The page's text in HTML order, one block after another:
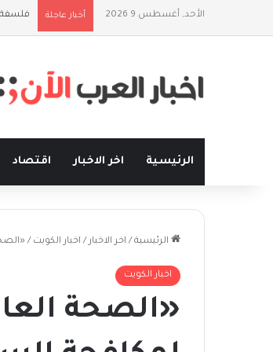
الأحد, أغسطس 9 2026 أخبار عاجلة فلسفة
الرئيسية اخر الاخبار اقتصاد
الرئيسية / اخر الاخبار / اخبار الكويت /
اخبار الكويت
«الصحة